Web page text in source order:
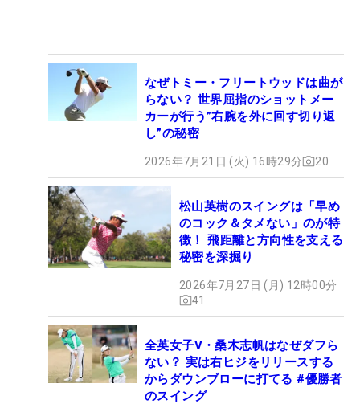
なぜトミー・フリートウッドは曲が
らない？ 世界屈指のショットメー
カーが行う”右腕を外に回す切り返
し”の秘密
2026年7月21日 (火) 16時29分 20
松山英樹のスイングは「早め
のコック＆タメない」のが特
徴！ 飛距離と方向性を支える
秘密を深掘り
2026年7月27日 (月) 12時00分
41
全英女子V・桑木志帆はなぜダフら
ない？ 実は右ヒジをリリースする
からダウンブローに打てる #優勝者
のスイング